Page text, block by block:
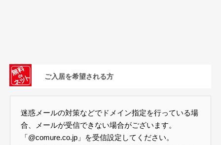
ご入居を希望される方
迷惑メールの対策などでドメイン指定を行っている場
合、メールが受信できない場合がございます。
「@comure.co.jp」を受信設定してください。